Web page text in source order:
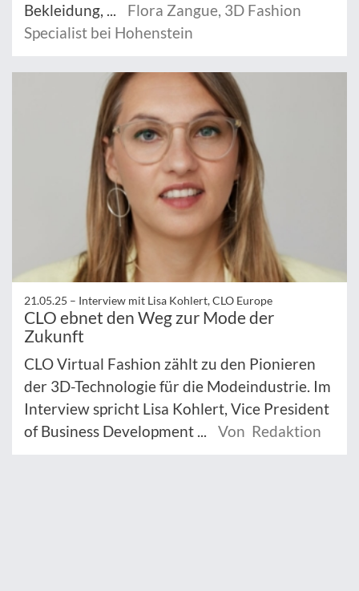
Bekleidung, ...
Flora Zangue, 3D Fashion
Specialist bei Hohenstein
21.05.25 – Interview mit Lisa Kohlert, CLO Europe
CLO ebnet den Weg zur Mode der
Zukunft
CLO Virtual Fashion zählt zu den Pionieren
der 3D-Technologie für die Modeindustrie. Im
Interview spricht Lisa Kohlert, Vice President
of Business Development ...
Von Redaktion